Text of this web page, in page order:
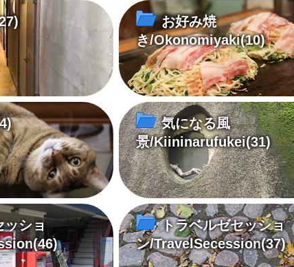
お好み焼
き/Okonomiyaki(10)
気になる風
景/Kiininarufukei(31)
ッショ
(46)
トラベルゼセッショ
ン/TravelSecession(37)